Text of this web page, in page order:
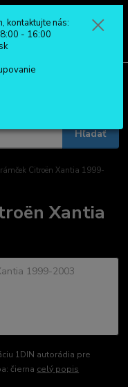
Hľadať
Citroën Xantia 1999-
Xantia
1DIN autorádia pre
čierna celý popis
kontaktujte nás:
- 16:00